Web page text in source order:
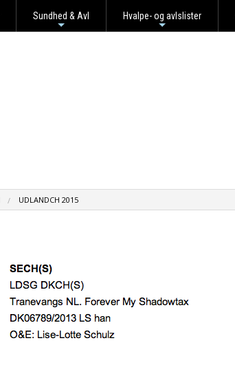
Sundhed & Avl Hvalpe- og avlslister
UDLANDCH 2015